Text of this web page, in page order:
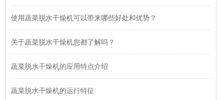
使用蔬菜脱水干燥机可以带来哪些好处和优势？
关于蔬菜脱水干燥机您都了解吗？
蔬菜脱水干燥机的应用特点介绍
蔬菜脱水干燥机的运行特征